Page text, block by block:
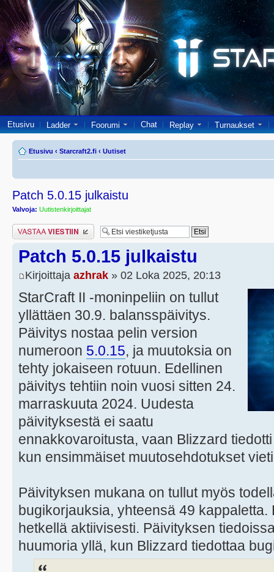
Etusivu Ladder Foorumi Chat Replay Turnaukset
Etusivu ‹ Starcraft2.fi ‹ Uutiset
Patch 5.0.15 julkaistu
Valvoja: Uutistenkirjoittajat
Lähetä vastaus
Patch 5.0.15 julkaistu
Kirjoittaja azhrak » 02 Loka 2025, 20:13
StarCraft II -moninpeliin on tullut
yllättäen 30.9. balansspäivitys.
Päivitys nostaa pelin version
numeroon 5.0.15, ja muutoksia on
tehty jokaiseen rotuun. Edellinen
päivitys tehtiin noin vuosi sitten 24.
marraskuuta 2024. Uudesta
päivityksestä ei saatu
ennakkovaroitusta, vaan Blizzard
kun ensimmäiset muutosehdotukset
Päivityksen mukana on tullut myös
bugikorjauksia, yhteensä 49 kappaletta.
hetkellä aktiivisesti. Päivityksen
huumoria yllä, kun Blizzard tiedottaa